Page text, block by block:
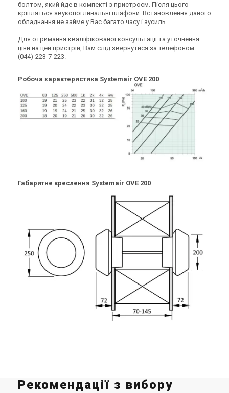
болтом, який йде в компекті з пристроєм. Після цього
кріпляться звукопоглинальні плафони. Встановлення даного
обладнання не займе у Вас багато часу і зусиль.
Для отримання кваліфікованої консультації та уточнення
ціни на цей пристрій, Вам слід звернутися за телефоном
(044)-223-7-223.
Робоча характеристика Systemair OVЕ 200
Габаритне креслення Systemair OVЕ 200
Рекомендації з вибору